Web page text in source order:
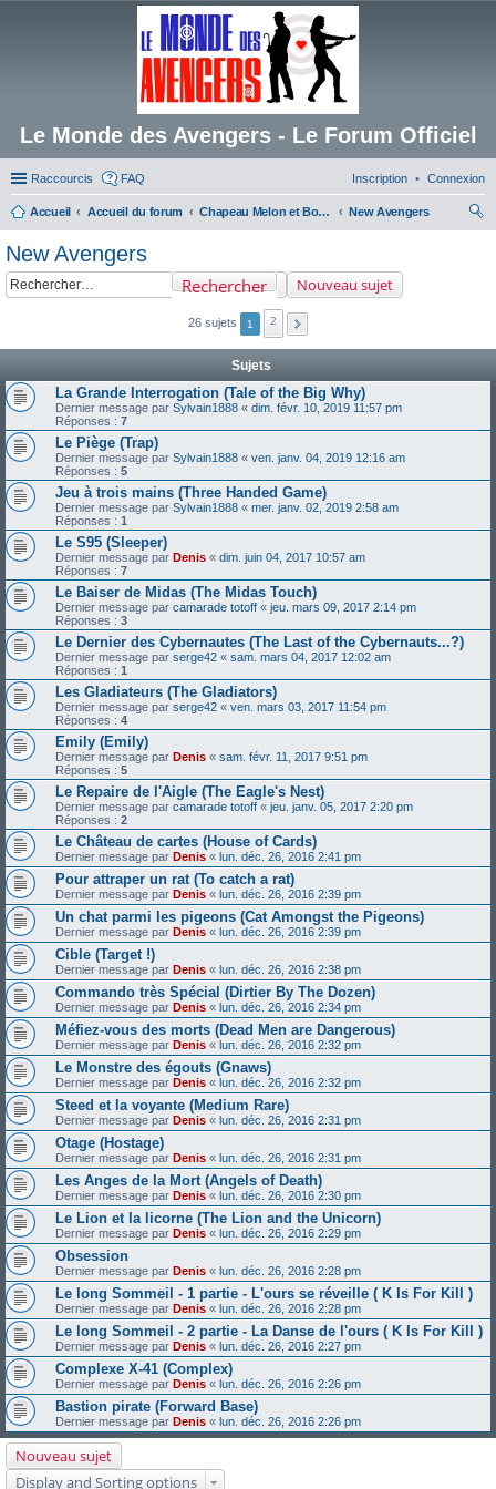
Le Monde des Avengers - Le Forum Officiel
Raccourcis FAQ Connexion
Inscription
Accueil Accueil du forum Chapeau Melon et Bottes de Cuir
New Avengers
New Avengers
Nouveau sujet
Rechercher
26 sujets 1 2
Sujets
La Grande Interrogation (Tale of the Big Why)
Dernier message par Sylvain1888 « dim. févr. 10, 2019 11:57 pm
Réponses : 7
Le Piège (Trap)
Dernier message par Sylvain1888 « ven. janv. 04, 2019 12:16 am
Réponses : 5
Jeu à trois mains (Three Handed Game)
Dernier message par Sylvain1888 « mer. janv. 02, 2019 2:58 am
Réponses : 1
Le S95 (Sleeper)
Dernier message par Denis « dim. juin 04, 2017 10:57 am
Réponses : 7
Le Baiser de Midas (The Midas Touch)
Dernier message par camarade totoff « jeu. mars 09, 2017 2:14 pm
Réponses : 3
Le Dernier des Cybernautes (The Last of the Cybernauts...?)
Dernier message par serge42 « sam. mars 04, 2017 12:02 am
Réponses : 1
Les Gladiateurs (The Gladiators)
Dernier message par serge42 « ven. mars 03, 2017 11:54 pm
Réponses : 4
Emily (Emily)
Dernier message par Denis « sam. févr. 11, 2017 9:51 pm
Réponses : 5
Le Repaire de l'Aigle (The Eagle's Nest)
Dernier message par camarade totoff « jeu. janv. 05, 2017 2:20 pm
Réponses : 2
Le Château de cartes (House of Cards)
Dernier message par Denis « lun. déc. 26, 2016 2:41 pm
Pour attraper un rat (To catch a rat)
Dernier message par Denis « lun. déc. 26, 2016 2:39 pm
Un chat parmi les pigeons (Cat Amongst the Pigeons)
Dernier message par Denis « lun. déc. 26, 2016 2:39 pm
Cible (Target !)
Dernier message par Denis « lun. déc. 26, 2016 2:38 pm
Commando très Spécial (Dirtier By The Dozen)
Dernier message par Denis « lun. déc. 26, 2016 2:34 pm
Méfiez-vous des morts (Dead Men are Dangerous)
Dernier message par Denis « lun. déc. 26, 2016 2:32 pm
Le Monstre des égouts (Gnaws)
Dernier message par Denis « lun. déc. 26, 2016 2:32 pm
Steed et la voyante (Medium Rare)
Dernier message par Denis « lun. déc. 26, 2016 2:31 pm
Otage (Hostage)
Dernier message par Denis « lun. déc. 26, 2016 2:31 pm
Les Anges de la Mort (Angels of Death)
Dernier message par Denis « lun. déc. 26, 2016 2:30 pm
Le Lion et la licorne (The Lion and the Unicorn)
Dernier message par Denis « lun. déc. 26, 2016 2:29 pm
Obsession
Dernier message par Denis « lun. déc. 26, 2016 2:28 pm
Le long Sommeil - 1 partie - L'ours se réveille ( K Is For Kill )
Dernier message par Denis « lun. déc. 26, 2016 2:28 pm
Le long Sommeil - 2 partie - La Danse de l'ours ( K Is For Kill )
Dernier message par Denis « lun. déc. 26, 2016 2:27 pm
Complexe X-41 (Complex)
Dernier message par Denis « lun. déc. 26, 2016 2:26 pm
Bastion pirate (Forward Base)
Dernier message par Denis « lun. déc. 26, 2016 2:26 pm
Nouveau sujet
Display and Sorting options